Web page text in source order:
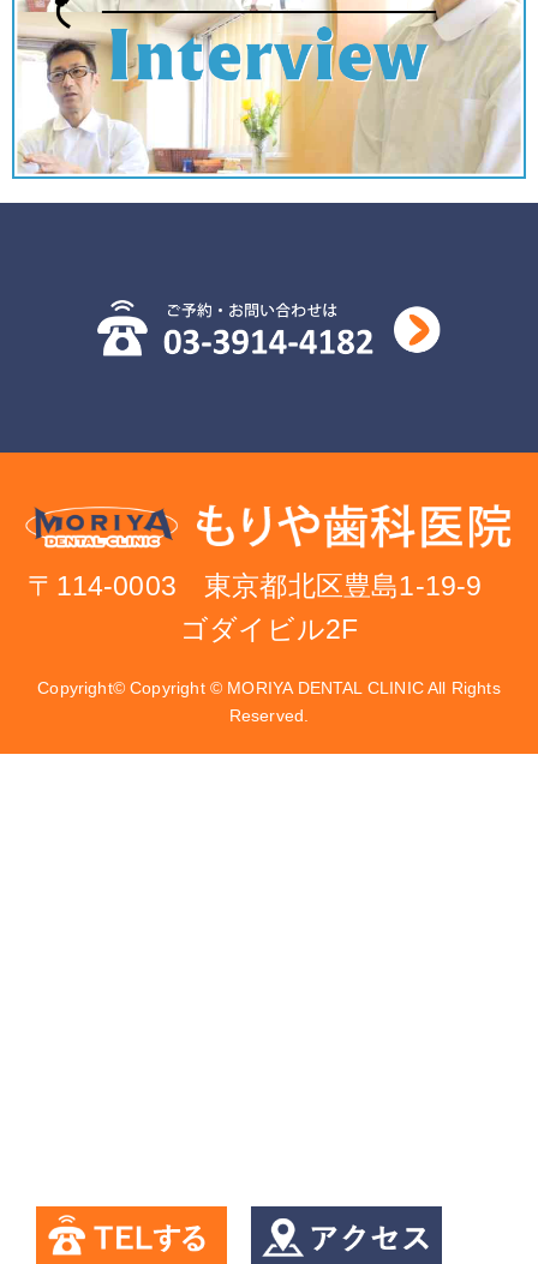
〒114-0003 東京都北区豊島1-19-9
ゴダイビル2F
Copyright© Copyright © MORIYA DENTAL CLINIC All Rights
Reserved.